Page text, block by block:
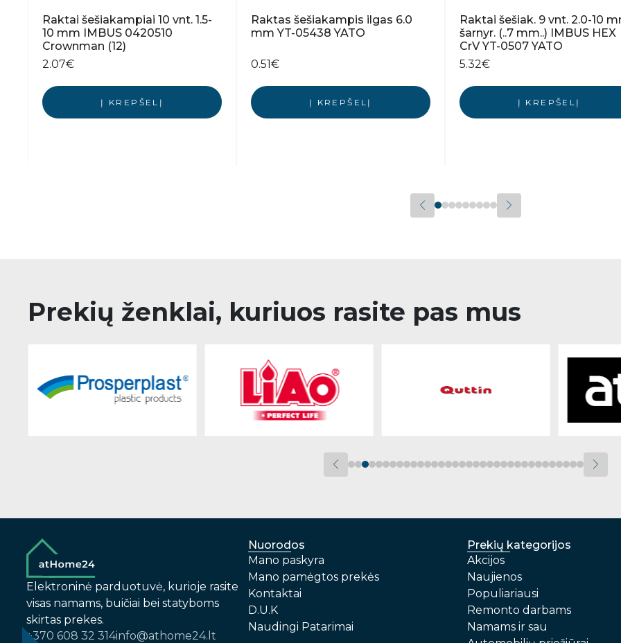
Raktai šešiakampiai 10 vnt. 1.5-
10 mm IMBUS 0420510
Crownman (12)
2.07€
Į KREPŠELĮ
Raktas šešiakampis ilgas 6.0
mm YT-05438 YATO
0.51€
Į KREPŠELĮ
Raktai šešiak. 9 vnt. 2.0-10
šarnyr. (..7 mm..) IMBUS HEX
CrV YT-0507 YATO
5.32€
Į KREPŠELĮ
Prekių ženklai, kuriuos rasite pas mus
Elektroninė parduotuvė, kurioje rasite
visas namams, buičiai bei statyboms
skirtas prekes.
+370 608 32 314info@athome24.lt
Nuorodos
Mano paskyra
Mano pamėgtos prekės
Kontaktai
D.U.K
Naudingi Patarimai
Prekių kategorijos
Akcijos
Naujienos
Populiariausi
Remonto darbams
Namams ir sau